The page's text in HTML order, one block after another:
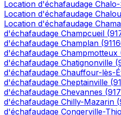
Location d'échafaudage
Location d'échafaudage
Location d'échafaudage
d'échafaudage Champcueil (
d'échafaudage Champlan (
d'échafaudage Champmotteux
d'échafaudage Chatignonville (
d'échafaudage Chauffour-lès-
d'échafaudage Cheptainville (
d'échafaudage Chevannes (
d'échafaudage Chilly-Mazarin (
d'échafaudage Congerville-